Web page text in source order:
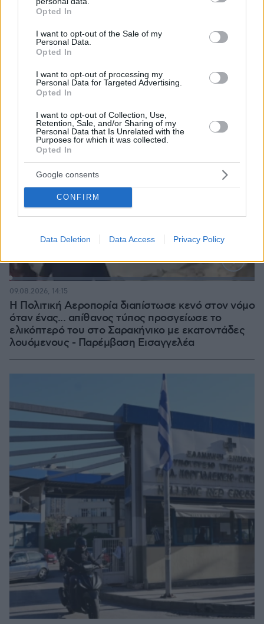
grant or deny consent to Google and its third-party tags to
use your data for below specified purposes in below Google
consent section.
Opted In
I want to opt-out of the Sale of my
Personal Data.
Opted In
I want to opt-out of processing my
Personal Data for Targeted Advertising.
Opted In
I want to opt-out of Collection, Use,
Retention, Sale, and/or Sharing of my
Personal Data that Is Unrelated with the
Purposes for which it was collected.
Opted In
Google consents
CONFIRM
Data Deletion Data Access Privacy Policy
ΤΑ ΠΙΟ ΔΗΜΟΦΙΛΗ
:
Η Πολιτική Αεροπορία διαπίστωσε κενό στον νόμο
όταν ένας... απίθανος τύπος προσγείωσε το
ελικόπτερό του στο Σαρακήνικο με εκατοντάδες
λουόμενους - Παρέμβαση Εισαγγελέα
09.08.2026, 14:15